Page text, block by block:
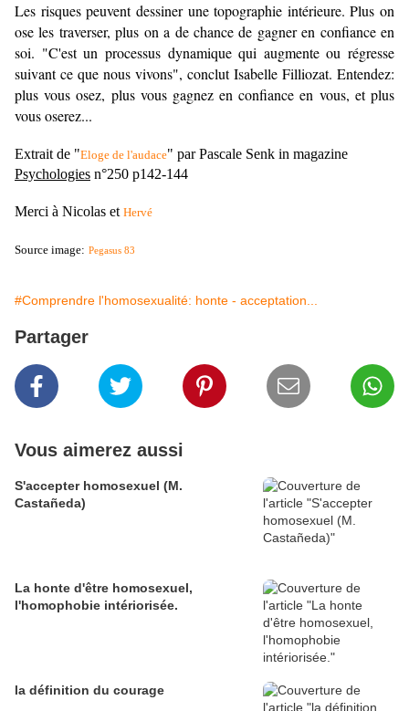
Les risques peuvent dessiner une topographie intérieure. Plus on
ose les traverser, plus on a de chance de gagner en confiance en
soi. "C'est un processus dynamique qui augmente ou régresse
suivant ce que nous vivons", conclut Isabelle Filliozat. Entendez:
plus vous osez, plus vous gagnez en confiance en vous, et plus
vous oserez...
Extrait de "Eloge de l'audace" par Pascale Senk in magazine
Psychologies n°250 p142-144
Merci à Nicolas et Hervé
Source image: Pegasus 83
#Comprendre l'homosexualité: honte - acceptation...
Partager
Vous aimerez aussi
S'accepter homosexuel (M.
Castañeda)
La honte d'être homosexuel,
l'homophobie intériorisée.
la définition du courage